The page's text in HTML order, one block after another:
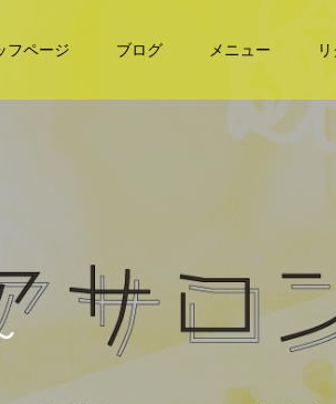
フページ ブログ メニュー